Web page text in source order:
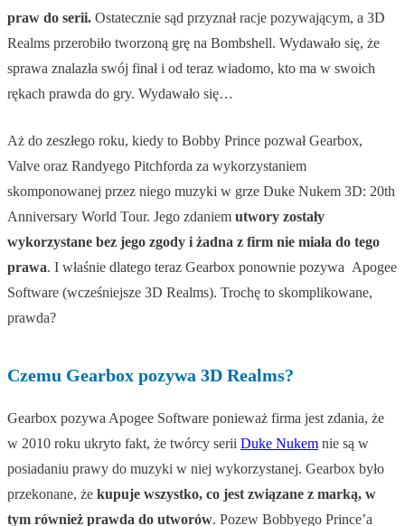
praw do serii. Ostatecznie sąd przyznał racje pozywającym, a 3D
Realms przerobiło tworzoną grę na Bombshell. Wydawało się, że
sprawa znalazła swój finał i od teraz wiadomo, kto ma w swoich
rękach prawda do gry. Wydawało się…
Aż do zeszłego roku, kiedy to Bobby Prince pozwał Gearbox,
Valve oraz Randyego Pitchforda za wykorzystaniem
skomponowanej przez niego muzyki w grze Duke Nukem 3D: 20th
Anniversary World Tour. Jego zdaniem utwory zostały
wykorzystane bez jego zgody i żadna z firm nie miała do tego
prawa. I właśnie dlatego teraz Gearbox ponownie pozywa Apogee
Software (wcześniejsze 3D Realms). Trochę to skomplikowane,
prawda?
Czemu Gearbox pozywa 3D Realms?
Gearbox pozywa Apogee Software ponieważ firma jest zdania, że
w 2010 roku ukryto fakt, że twórcy serii Duke Nukem nie są w
posiadaniu prawy do muzyki w niej wykorzystanej. Gearbox było
przekonane, że kupuje wszystko, co jest związane z marką, w
tym również prawda do utworów. Pozew Bobbyego Prince’a